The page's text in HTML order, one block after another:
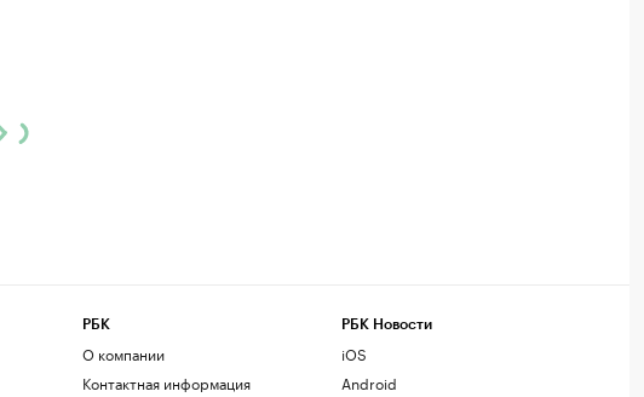
РБК
О компании
Контактная информация
РБК Новости
iOS
Android